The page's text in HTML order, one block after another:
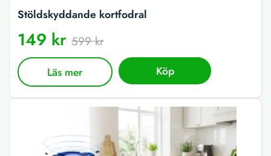
Stöldskyddande kortfodral
149 kr 599 kr
Läs mer Köp